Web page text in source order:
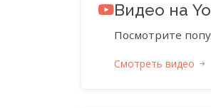
Видео на
Посмотрите
Смотреть видео